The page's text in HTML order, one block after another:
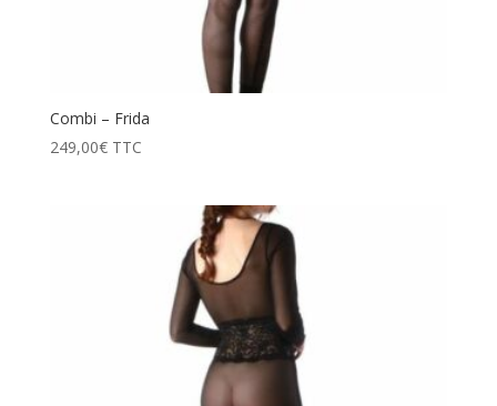
Combi – Frida
249,00€ TTC